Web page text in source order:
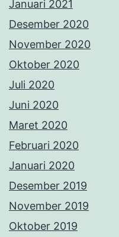
Agustus 2019
Juli 2019
Juni 2019
Mei 2019
April 2019
Maret 2019
Februari 2019
Januari 2019
Desember 2018
November 2018
Oktober 2018
September 2018